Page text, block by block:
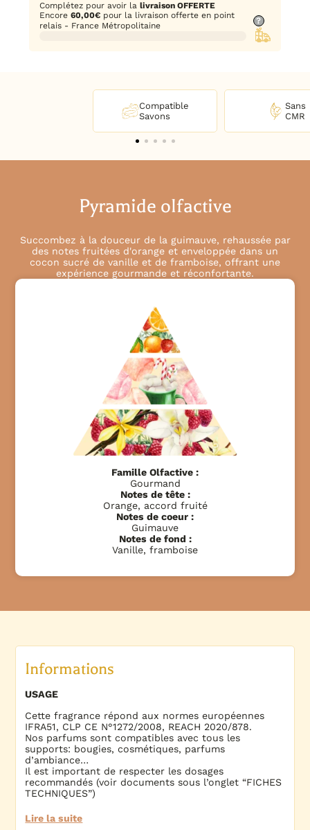
Complétez pour avoir lalivraison OFFERTE
Encore60,00€ pour la livraison offerte en point
relais - France Métropolitaine
?
Compatible
Savons
Sans
CMR
Pyramide olfactive
Succombez à la douceur de la guimauve, rehaussée par
des notes fruitées d'orange et enveloppée dans un
cocon sucré de vanille et de framboise, offrant une
expérience gourmande et réconfortante.
Famille Olfactive :
Gourmand
Notes de tête :
Orange, accord fruité
Notes de coeur :
Guimauve
Notes de fond :
Vanille, framboise
Informations
USAGE
Cette fragrance répond aux normes européennes
IFRA51, CLP CE N°1272/2008, REACH 2020/878.
Nos parfums sont compatibles avec tous les
supports: bougies, cosmétiques, parfums
d’ambiance…
Il est important de respecter les dosages
recommandés (voir documents sous l’onglet “FICHES
TECHNIQUES”)
Lire la suite